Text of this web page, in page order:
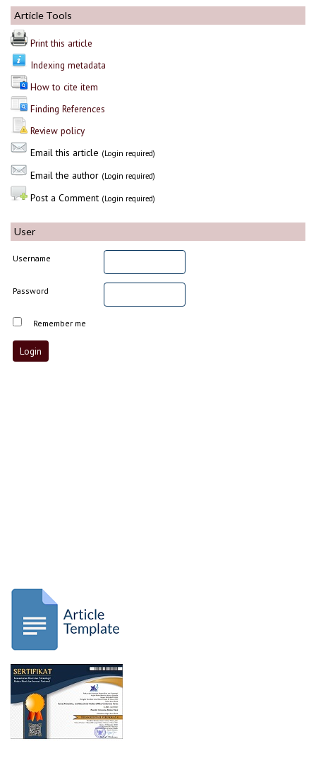
Article Tools
Print this article
Indexing metadata
How to cite item
Finding References
Review policy
Email this article (Login required)
Email the author (Login required)
Post a Comment (Login required)
User
Username
Password
Remember me